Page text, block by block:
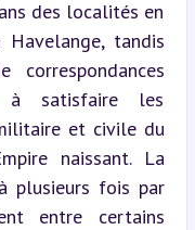
des localités en
Havelange, tandis
correspondances
à satisfaire les
et civile du
naissant. La
plusieurs fois par
entre certains